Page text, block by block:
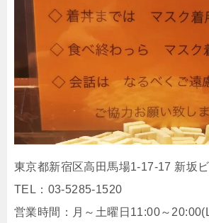
東京都新宿区高田馬場1-17-17 新坂ビ
TEL：03-5285-1520
営業時間：月～土曜日11:00～